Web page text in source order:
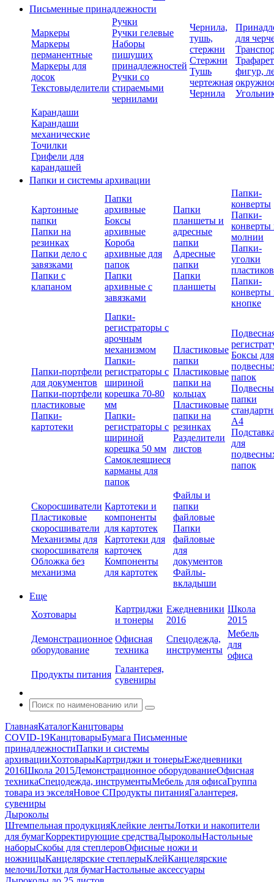
Письменные принадлежности
Маркеры
Маркеры
перманентные
Маркеры для
досок
Текстовыделители
Ручки
Ручки гелевые
Наборы
пишущих
принадлежностей
Ручки со
стираемыми
чернилами
Чернила,
тушь,
стержни
Стержни
Тушь
чертежная
Чернила
для
фигур,
Карандаши
Карандаши
механические
Точилки
Грифели для
карандашей
Папки и системы архивации
Картонные
папки
Папки на
резинках
Папки дело с
завязками
Папки с
клапаном
Папки
архивные
Боксы
архивные
Короба
архивные для
папок
Папки
архивные с
завязками
Папки
планшеты и
адресные
папки
Адресные
папки
Папки
планшеты
Папки-
конверты
Папки-
конверты
молнии
Папки-
уголки
Папки-
конверты
кнопке
Папки-портфели
для документов
Папки-портфели
пластиковые
Папки-
картотеки
Папки-
регистраторы с
арочным
механизмом
Папки-
регистраторы с
шириной
корешка 70-80
мм
Папки-
регистраторы с
шириной
корешка 50 мм
Самоклеящиеся
карманы для
папок
Пластиковые
папки
Пластиковые
папки на
кольцах
Пластиковые
папки на
резинках
Разделители
листов
Боксы для
папок
папки
А4
для
папок
Скоросшиватели
Пластиковые
скоросшиватели
Механизмы для
скоросшивателя
Обложка без
механизма
Картотеки и
компоненты
для картотек
Картотеки для
карточек
Компоненты
для картотек
Файлы и
папки
файловые
Папки
файловые
для
документов
Файлы-
вкладыши
Еще
Хозтовары
Картриджи
и тонеры
Ежедневники
2016
Школа
2015
Демонстрационное
оборудование
Офисная
техника
Спецодежда,
инструменты
Мебель
для
офиса
Продукты питания
Галантерея,
сувениры
ГлавнаяКаталогКанцтовары
COVID-19КанцтоварыБумага Письменные
принадлежностиПапки и системы
архивацииХозтоварыКартриджи и тонерыЕжедневники
2016Школа 2015Демонстрационное оборудованиеОфисная
техникаСпецодежда, инструментыМебель для офисаГруппа
товара из экселяНовое СПродукты питанияГалантерея,
сувениры
Дыроколы
Штемпельная продукцияКлейкие лентыЛотки и накопители
для бумагКорректирующие средстваДыроколыНастольные
наборыСкобы для степлеровОфисные ножи и
ножницыКанцелярские степлерыКлейКанцелярские
мелочиЛотки для бумагНастольные аксессуары